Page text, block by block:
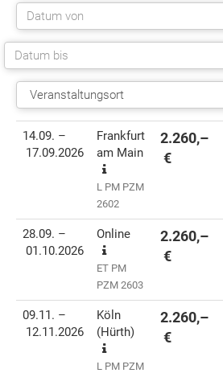
Termin(e) Informationen Preis
14.09. –
17.09.2026
Frankfurt
am Main
L PM PZM
2602
2.260,–
€
28.09. –
01.10.2026
Online
ET PM
PZM 2603
2.260,–
€
09.11. –
12.11.2026
Köln
(Hürth)
L PM PZM
2.260,–
€